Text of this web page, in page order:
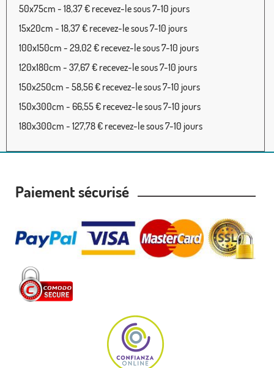
50x75cm - 18,37 € recevez-le sous 7-10 jours
15x20cm - 18,37 € recevez-le sous 7-10 jours
100x150cm - 29,02 € recevez-le sous 7-10 jours
120x180cm - 37,67 € recevez-le sous 7-10 jours
150x250cm - 58,56 € recevez-le sous 7-10 jours
150x300cm - 66,55 € recevez-le sous 7-10 jours
180x300cm - 127,78 € recevez-le sous 7-10 jours
Paiement sécurisé